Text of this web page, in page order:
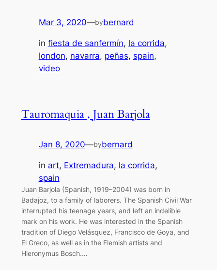
Mar 3, 2020—bybernard
in fiesta de sanfermín, la corrida
london, navarra, peñas, spain
video
Tauromaquia , Juan Barjola
Jan 8, 2020—bybernard
in art, Extremadura, la corrida
spain
Juan Barjola (Spanish, 1919–2004) was born in
Badajoz, to a family of laborers. The Spanish Civil War
interrupted his teenage years, and left an indelible
mark on his work. He was interested in the Spanish
tradition of Diego Velásquez, Francisco de Goya, and
El Greco, as well as in the Flemish artists and
Hieronymus Bosch.…